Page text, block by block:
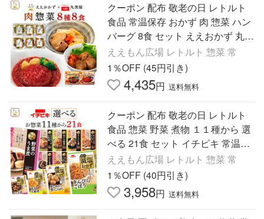
クーポン 配布 敬老の日 レトルト
食品 常温保存 おかず 肉 惣菜 ハン
バーグ 8食 セット ええおかず 丸美
屋 レトルト お惣菜 非常食 2026 内
祝い お礼 ギフト
ええもん広場 レトルト 惣菜 常
1％OFF (45円引き)
4,435円 送料無料
クーポン 配布 敬老の日 レトルト
食品 惣菜 野菜 煮物 １１種から 選
べる 21食 セット イチビキ 常温保
存 和食 お惣菜 贈り物 食品 2026
内祝い お礼 ギフト
ええもん広場 レトルト 惣菜 常
1％OFF (40円引き)
3,958円 送料無料